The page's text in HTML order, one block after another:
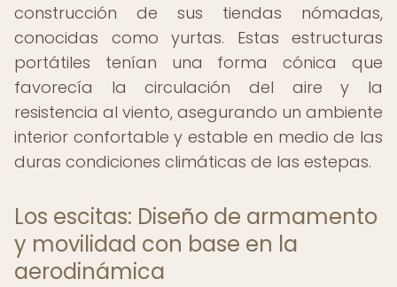
construcción de sus tiendas nómadas,
conocidas como yurtas. Estas estructuras
portátiles tenían una forma cónica que
favorecía la circulación del aire y la
resistencia al viento, asegurando un ambiente
interior confortable y estable en medio de las
duras condiciones climáticas de las estepas.
Los escitas: Diseño de armamento
y movilidad con base en la
aerodinámica